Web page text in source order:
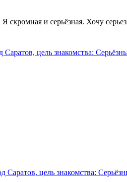
скромная и серьёзная. Хочу